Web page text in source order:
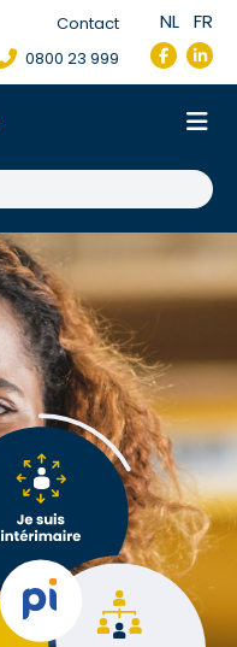
Contact
0800 23 999
NL FR